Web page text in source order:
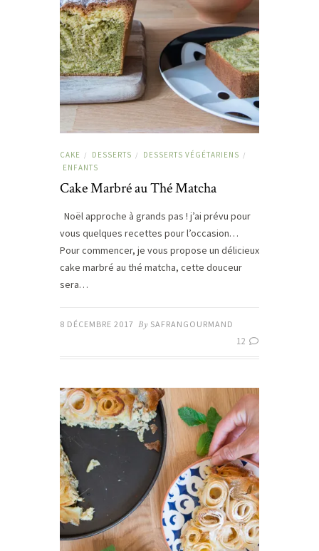
CAKE / DESSERTS / DESSERTS VÉGÉTARIENS /
ENFANTS
Cake Marbré au Thé Matcha
Noël approche à grands pas ! j’ai prévu pour
vous quelques recettes pour l’occasion…
Pour commencer, je vous propose un délicieux
cake marbré au thé matcha, cette douceur
sera…
8 DÉCEMBRE 2017 By SAFRANGOURMAND
12